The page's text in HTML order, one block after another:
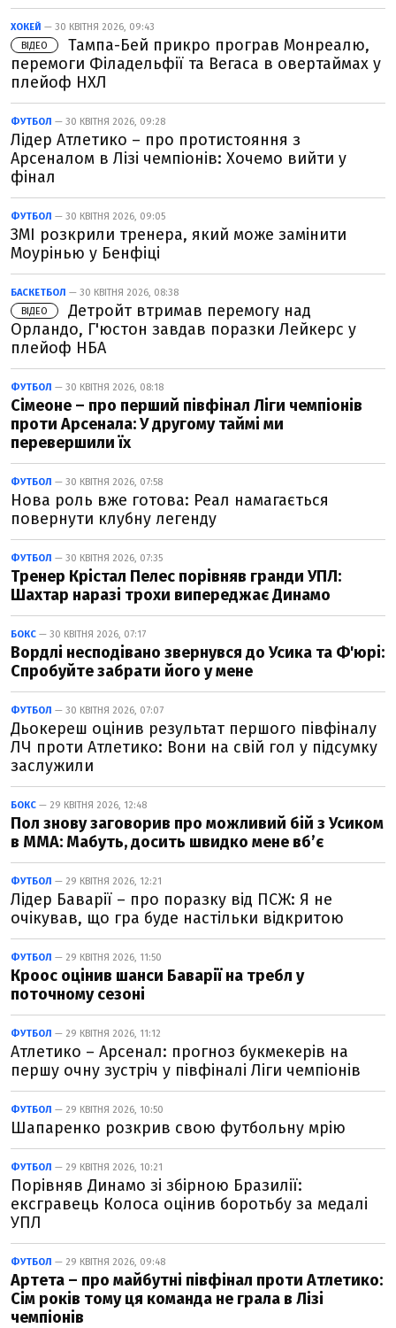
ХОКЕЙ — 30 КВІТНЯ 2026, 09:43
ВІДЕО
Тампа-Бей прикро програв Монреалю,
перемоги Філадельфії та Вегаса в овертаймах у
плейоф НХЛ
ФУТБОЛ — 30 КВІТНЯ 2026, 09:28
Лідер Атлетико – про протистояння з
Арсеналом в Лізі чемпіонів: Хочемо вийти у
фінал
ФУТБОЛ — 30 КВІТНЯ 2026, 09:05
ЗМІ розкрили тренера, який може замінити
Моурінью у Бенфіці
БАСКЕТБОЛ — 30 КВІТНЯ 2026, 08:38
ВІДЕО
Детройт втримав перемогу над
Орландо, Г'юстон завдав поразки Лейкерс у
плейоф НБА
ФУТБОЛ — 30 КВІТНЯ 2026, 08:18
Сімеоне – про перший півфінал Ліги чемпіонів
проти Арсенала: У другому таймі ми
перевершили їх
ФУТБОЛ — 30 КВІТНЯ 2026, 07:58
Нова роль вже готова: Реал намагається
повернути клубну легенду
ФУТБОЛ — 30 КВІТНЯ 2026, 07:35
Тренер Крістал Пелес порівняв гранди УПЛ:
Шахтар наразі трохи випереджає Динамо
БОКС — 30 КВІТНЯ 2026, 07:17
Вордлі несподівано звернувся до Усика та Ф'юрі:
Спробуйте забрати його у мене
ФУТБОЛ — 30 КВІТНЯ 2026, 07:07
Дьокереш оцінив результат першого півфіналу
ЛЧ проти Атлетико: Вони на свій гол у підсумку
заслужили
БОКС — 29 КВІТНЯ 2026, 12:48
Пол знову заговорив про можливий бій з Усиком
в ММА: Мабуть, досить швидко мене вб’є
ФУТБОЛ — 29 КВІТНЯ 2026, 12:21
Лідер Баварії – про поразку від ПСЖ: Я не
очікував, що гра буде настільки відкритою
ФУТБОЛ — 29 КВІТНЯ 2026, 11:50
Кроос оцінив шанси Баварії на требл у
поточному сезоні
ФУТБОЛ — 29 КВІТНЯ 2026, 11:12
Атлетико – Арсенал: прогноз букмекерів на
першу очну зустріч у півфіналі Ліги чемпіонів
ФУТБОЛ — 29 КВІТНЯ 2026, 10:50
Шапаренко розкрив свою футбольну мрію
ФУТБОЛ — 29 КВІТНЯ 2026, 10:21
Порівняв Динамо зі збірною Бразилії:
ексгравець Колоса оцінив боротьбу за медалі
УПЛ
ФУТБОЛ — 29 КВІТНЯ 2026, 09:48
Артета – про майбутні півфінал проти Атлетико:
Сім років тому ця команда не грала в Лізі
чемпіонів